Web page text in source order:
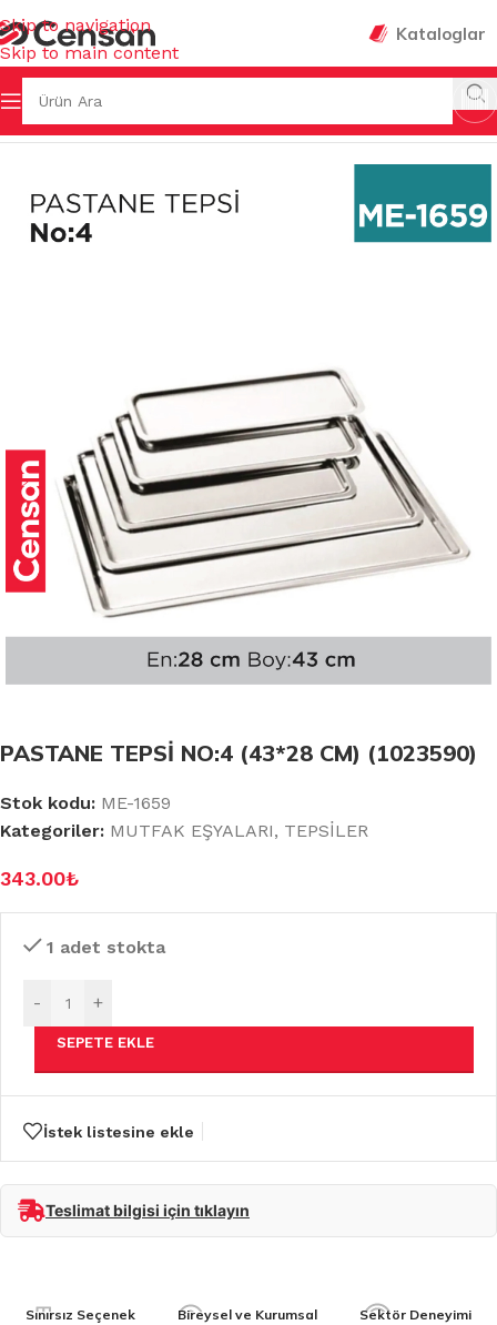
Skip to navigation
Skip to main content
Kataloglar
Ana Sayfa
PASTANE TEPSİ NO:4 (43*28 CM) (1023590)
Stok kodu: ME-1659
Kategoriler: MUTFAK EŞYALARI, TEPSİLER
343.00₺
1 adet stokta
- +
SEPETE EKLE
İstek listesine ekle
Teslimat bilgisi için tıklayın
Sınırsız Seçenek Bireysel ve Kurumsal Sektör Deneyimi